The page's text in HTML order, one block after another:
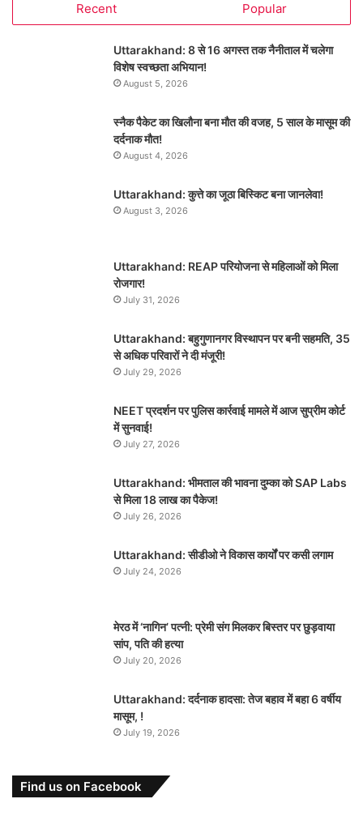
Recent Popular
Uttarakhand: 8 से 16 अगस्त तक नैनीताल में चलेगा
विशेष स्वच्छता अभियान!
August 5, 2026
स्नैक पैकेट का खिलौना बना मौत की वजह, 5 साल के मासूम की
दर्दनाक मौत!
August 4, 2026
Uttarakhand: कुत्ते का जूठा बिस्किट बना जानलेवा!
August 3, 2026
Uttarakhand: REAP परियोजना से महिलाओं को मिला
रोजगार!
July 31, 2026
Uttarakhand: बहुगुणानगर विस्थापन पर बनी सहमति, 35
से अधिक परिवारों ने दी मंजूरी!
July 29, 2026
NEET प्रदर्शन पर पुलिस कार्रवाई मामले में आज सुप्रीम कोर्ट
में सुनवाई!
July 27, 2026
Uttarakhand: भीमताल की भावना दुम्का को SAP Labs
से मिला 18 लाख का पैकेज!
July 26, 2026
Uttarakhand: सीडीओ ने विकास कार्यों पर कसी लगाम
July 24, 2026
मेरठ में ‘नागिन’ पत्नी: प्रेमी संग मिलकर बिस्तर पर छुड़वाया
सांप, पति की हत्या
July 20, 2026
Uttarakhand: दर्दनाक हादसा: तेज बहाव में बहा 6 वर्षीय
मासूम, !
July 19, 2026
Find us on Facebook